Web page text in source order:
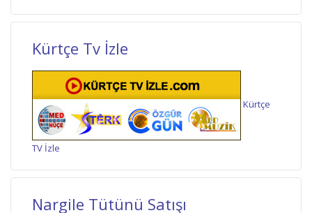
Kürtçe Tv İzle
Kürtçe
TV İzle
Nargile Tütünü Satışı